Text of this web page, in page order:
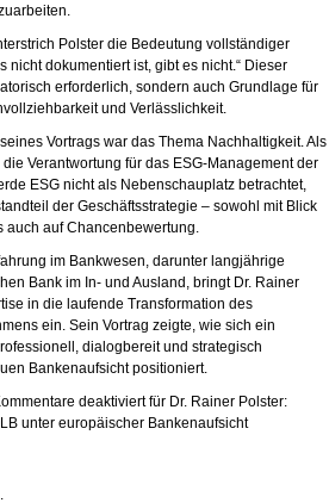
Polster die Bedeutung vollständiger
nicht dokumentiert ist, gibt es nicht.“ Dieser
erforderlich, sondern auch Grundlage für
und Verlässlichkeit.
Vortrags war das Thema Nachhaltigkeit. Als
Verantwortung für das ESG-Management der
ESG nicht als Nebenschauplatz betrachtet,
der Geschäftsstrategie – sowohl mit Blick
auf Chancenbewertung.
im Bankwesen, darunter langjährige
Bank im In- und Ausland, bringt Dr. Rainer
in die laufende Transformation des
ein. Sein Vortrag zeigte, wie sich ein
dialogbereit und strategisch
Bankenaufsicht positioniert.
deaktiviertfür Dr. Rainer Polster:
unter europäischer Bankenaufsicht